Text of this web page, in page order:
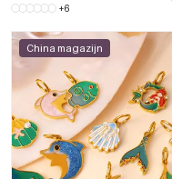
+6
China magazijn